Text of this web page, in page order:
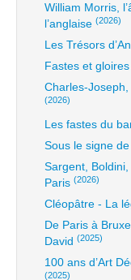
William Morris,
l’anglaise (2026)
Les Trésors
Fastes et
Charles-
(2026)
Les fastes du
Sous le signe
Sargent,
Paris (2026)
Cléopâtre - La
De Paris à
David (2025)
100 ans d’Art
(2025)